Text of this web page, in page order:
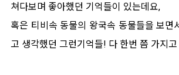
쳐다보며 좋아했던 기억들이 있는데요,
혹은 티비속 동물의 왕국속 동물들을 보면
고 생각했던 그런기억들! 다 한번 쯤 가지